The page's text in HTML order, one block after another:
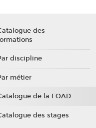
des
discipline
métier
de la FOAD
des stages